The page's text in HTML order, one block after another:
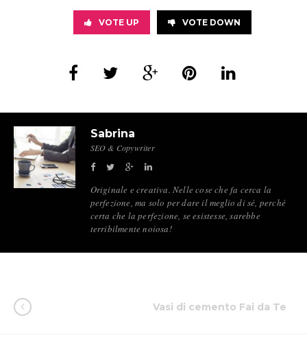
VOTE UP VOTE DOWN
Sabrina
SEO & Copywriter
Originale e creativa. Nelle cose che fa cerca la
perfezione, ma solo per dare il meglio di sé, perché
certa che la perfezione, se esistesse, sarebbe
terribilmente noiosa!
Vasi di cemento Fai da Te